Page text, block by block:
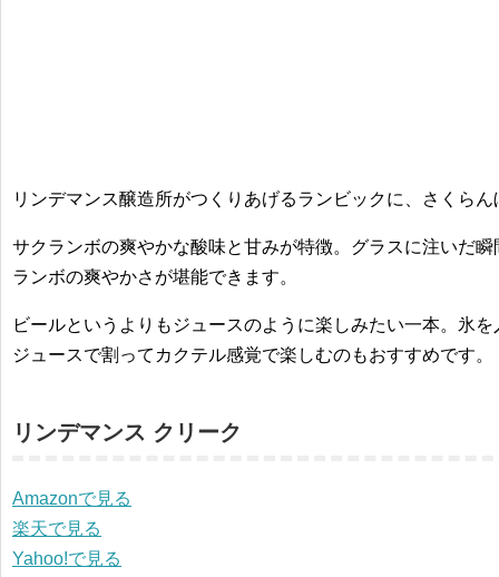
リンデマンス醸造所がつくりあげるランビックに、さくら
サクランボの爽やかな酸味と甘みが特徴。グラスに注いだ
ランボの爽やかさが堪能できます。
ビールというよりもジュースのように楽しみたい一本。氷
ジュースで割ってカクテル感覚で楽しむのもおすすめです。
リンデマンス クリーク
Amazonで見る
楽天で見る
Yahoo!で見る